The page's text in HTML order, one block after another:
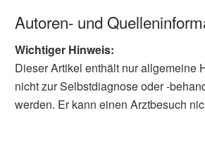
Autoren- und
Wichtiger Hinweis:
Dieser Artikel enthält nur allgemeine
nicht zur Selbstdiagnose oder -
werden. Er kann einen Arztbesuch